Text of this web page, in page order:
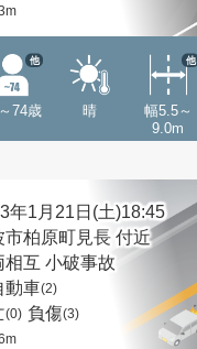
74歳
他
晴
幅5.5～
9.0m
他
年1月21日(土)18:45
市柏原町見長 付近
相互 小破事故
動車(2)
(0) 負傷(3)